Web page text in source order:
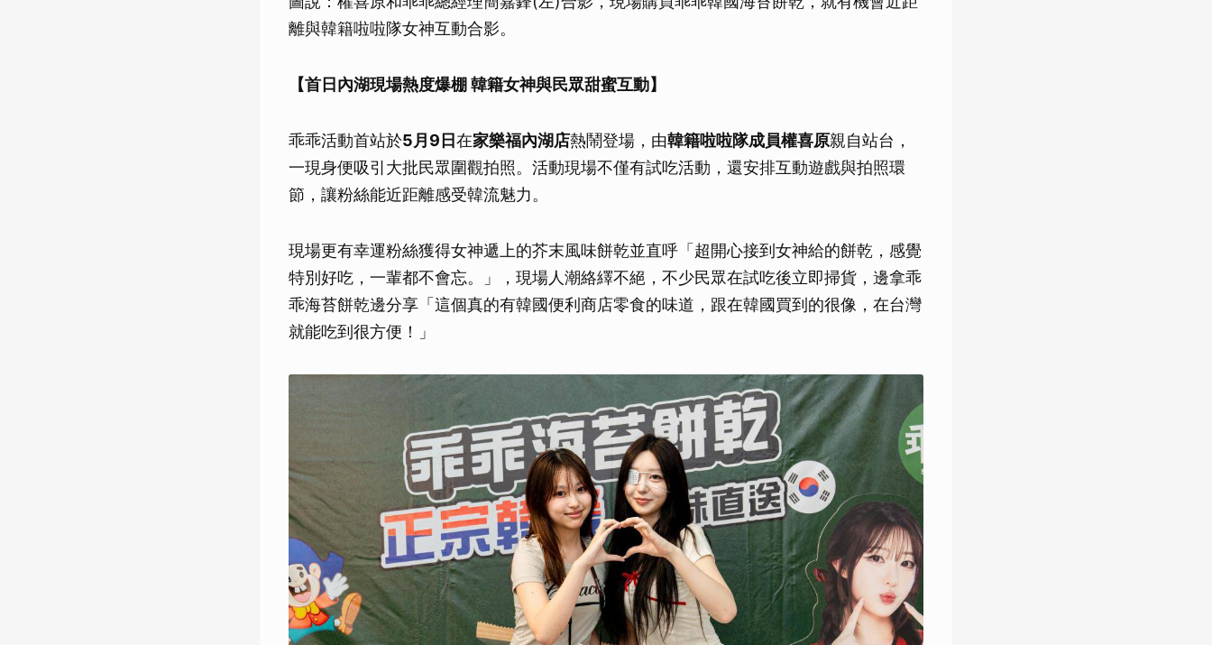
離與韓籍啦啦隊女神互動合影。
【首日內湖現場熱度爆棚 韓籍女神與民眾甜蜜互動】
乖乖活動首站於5月9日在家樂福內湖店熱鬧登場，由韓籍啦啦隊成員權喜原親自站台，
一現身便吸引大批民眾圍觀拍照。活動現場不僅有試吃活動，還安排互動遊戲與拍照環
節，讓粉絲能近距離感受韓流魅力。
現場更有幸運粉絲獲得女神遞上的芥末風味餅乾並直呼「超開心接到女神給的餅乾，感覺
特別好吃，一輩都不會忘。」，現場人潮絡繹不絕，不少民眾在試吃後立即掃貨，邊拿乖
乖海苔餅乾邊分享「這個真的有韓國便利商店零食的味道，跟在韓國買到的很像，在台灣
就能吃到很方便！」
取消